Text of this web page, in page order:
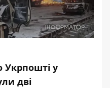
Укрпошті у
дві